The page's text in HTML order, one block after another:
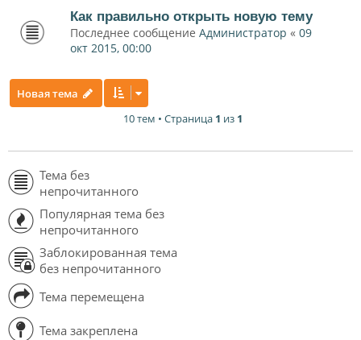
Как правильно открыть новую тему
Последнее сообщение Администратор « 09
окт 2015, 00:00
Новая тема
10 тем • Страница 1 из 1
Тема без
непрочитанного
Популярная тема без
непрочитанного
Заблокированная тема
без непрочитанного
Тема перемещена
Тема закреплена